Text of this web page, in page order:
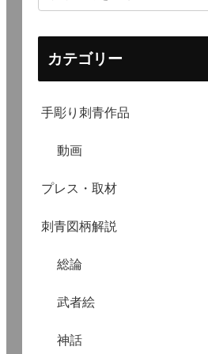
カテゴリー
手彫り刺青作品
動画
プレス・取材
刺青図柄解説
総論
武者絵
神話